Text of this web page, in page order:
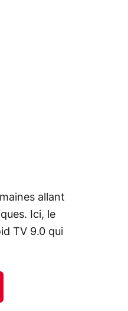
allant
Ici, le
TV 9.0 qui